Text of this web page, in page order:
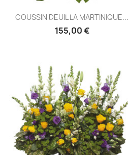
Aperçu rapide
COUSSIN DEUIL LA MARTINIQUE...
155,00 €